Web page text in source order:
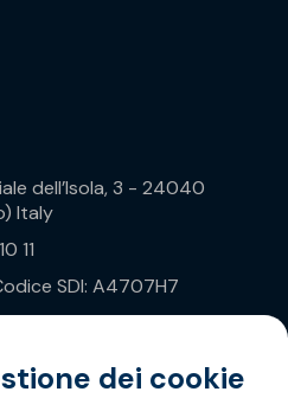
dell’Isola, 3 - 24040
Italy
11
SDI: A4707H7
dei cookie